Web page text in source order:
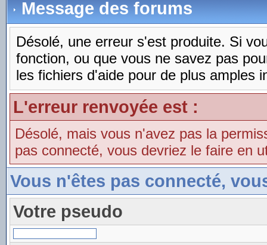
Message des forums
Désolé, une erreur s'est produite. Si
fonction, ou que vous ne savez pas
les fichiers d'aide pour de plus amples
L'erreur renvoyée est :
Désolé, mais vous n'avez pas la
pas connecté, vous devriez le faire en
Vous n'êtes pas connecté,
Votre pseudo